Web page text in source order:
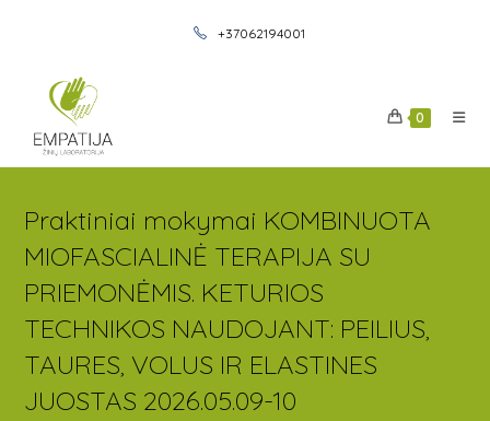
+37062194001
0
Praktiniai mokymai KOMBINUOTA
MIOFASCIALINĖ TERAPIJA SU
PRIEMONĖMIS. KETURIOS
TECHNIKOS NAUDOJANT: PEILIUS,
TAURES, VOLUS IR ELASTINES
JUOSTAS 2026.05.09-10